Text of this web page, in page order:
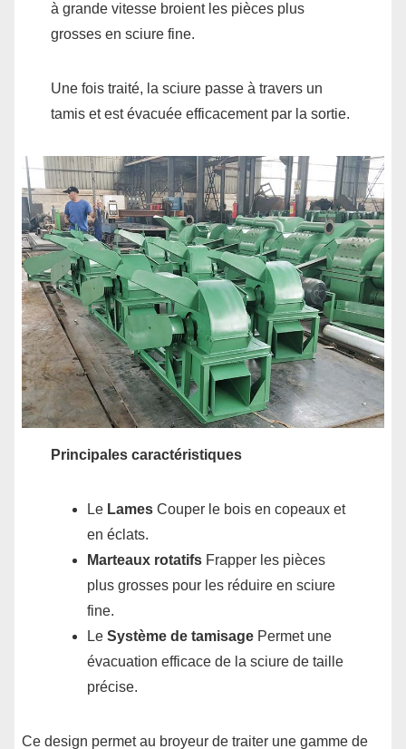
à grande vitesse broient les pièces plus
grosses en sciure fine.
Une fois traité, la sciure passe à travers un
tamis et est évacuée efficacement par la sortie.
Principales caractéristiques
Le Lames Couper le bois en copeaux et
en éclats.
Marteaux rotatifs Frapper les pièces
plus grosses pour les réduire en sciure
fine.
Le Système de tamisage Permet une
évacuation efficace de la sciure de taille
précise.
Ce design permet au broyeur de traiter une gamme de